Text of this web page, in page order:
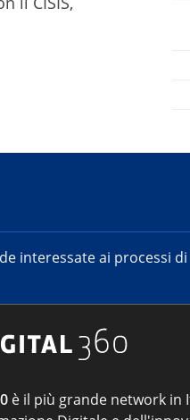
interessate ai processi
è il più grande network in